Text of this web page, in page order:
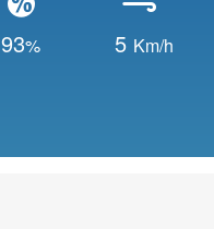
93% 5 Km/h